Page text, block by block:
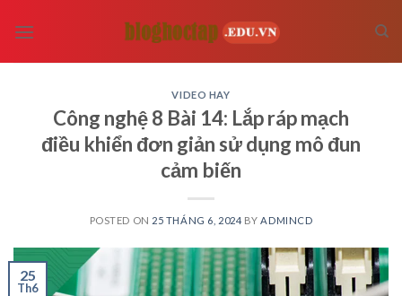
VIDEO HAY
Công nghệ 8 Bài 14: Lắp ráp mạch
điều khiển đơn giản sử dụng mô đun
cảm biến
POSTED ON 25 THÁNG 6, 2024 BY ADMINCD
25
Th6